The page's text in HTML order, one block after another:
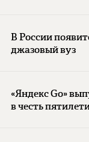
В России
джазовый вуз
«Яндекс Go»
в честь